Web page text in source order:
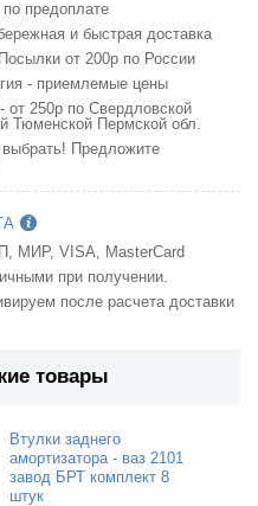
предоплате
и быстрая доставка
от 200р по России
- приемлемые цены
250р по Свердловской
Тюменской Пермской обл.
Предложите
МИР, VISA, MasterCard
при получении.
после расчета доставки
товары
Втулки заднего
амортизатора - ваз 2101
завод БРТ комплект 8
штук